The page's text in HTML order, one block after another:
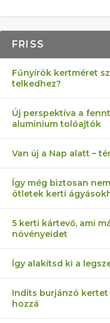
FRISS
Fűnyírók kertméret
telkedhez?
Új perspektíva a
alumínium tolóajtók
Van új a Nap alatt –
Így még biztosan
ötletek kerti
5 kerti kártevő, ami
növényeidet
Így alakítsd ki a
Indíts burjánzó kertet
hozzá